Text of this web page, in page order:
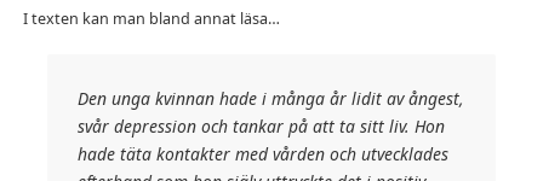
I texten kan man bland annat läsa…
Den unga kvinnan hade i många år lidit av ångest,
svår depression och tankar på att ta sitt liv. Hon
hade täta kontakter med vården och utvecklades